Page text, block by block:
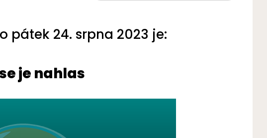
pátek 24. srpna 2023 je:
je nahlas